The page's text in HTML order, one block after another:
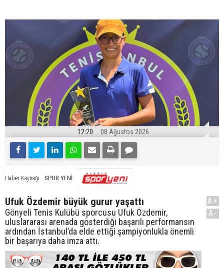
12:20 08 Ağustos 2026
Haber Kaynağı SPOR YENİ
Ufuk Özdemir büyük gurur yaşattı
Gönyeli Tenis Kulübü sporcusu Ufuk Özdemir,
uluslararası arenada gösterdiği başarılı performansın
ardından İstanbul’da elde ettiği şampiyonlukla önemli
bir başarıya daha imza attı.
A+
A-